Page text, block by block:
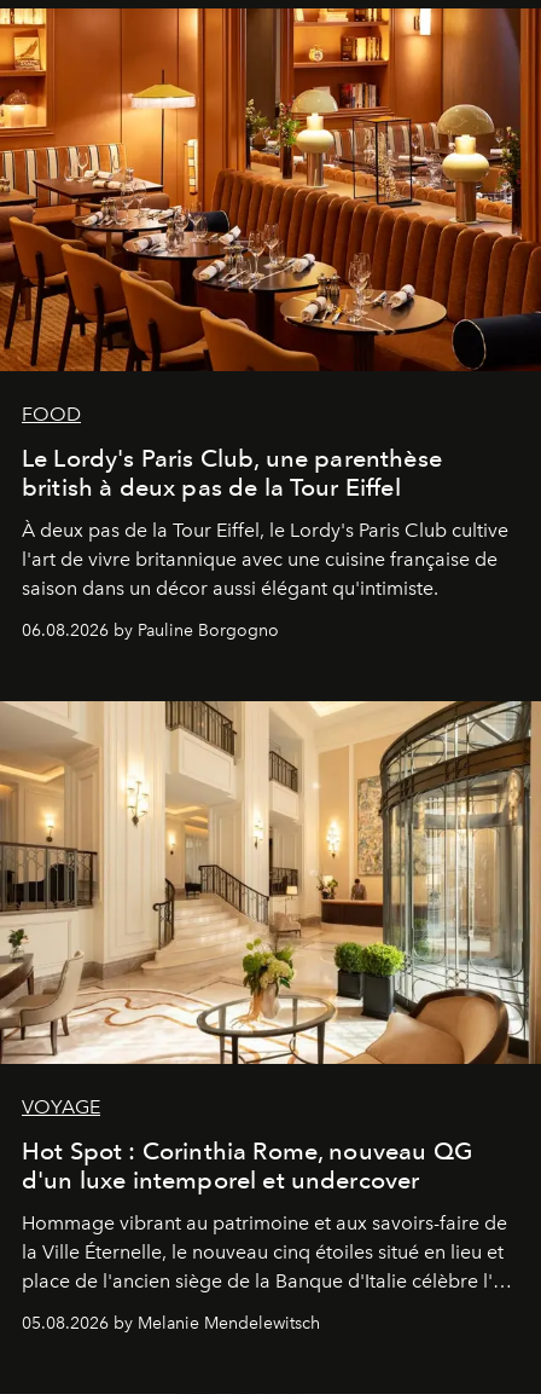
FOOD
Le Lordy's Paris Club, une parenthèse
british à deux pas de la Tour Eiffel
À deux pas de la Tour Eiffel, le Lordy's Paris Club cultive
l'art de vivre britannique avec une cuisine française de
saison dans un décor aussi élégant qu'intimiste.
06.08.2026 by Pauline Borgogno
VOYAGE
Hot Spot : Corinthia Rome, nouveau QG
d'un luxe intemporel et undercover
Hommage vibrant au patrimoine et aux savoirs-faire de
la Ville Éternelle, le nouveau cinq étoiles situé en lieu et
place de l'ancien siège de la Banque d'Italie célèbre l'art
de vivre Romain dans toute son élégance intemporelle.
05.08.2026 by Melanie Mendelewitsch